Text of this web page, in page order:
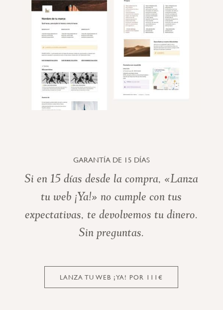
GARANTÍA DE 15 DÍAS
Si en 15 días desde la compra, «Lanza
tu web ¡Ya!» no cumple con tus
expectativas, te devolvemos tu dinero.
Sin preguntas.
LANZA TU WEB ¡YA! POR 111€